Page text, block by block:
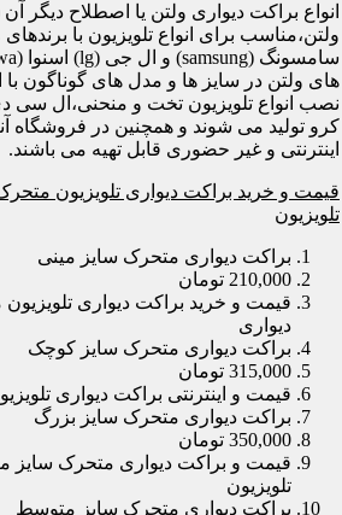
انواع براکت دیواری ولتن یا اصطلاح دیگر آن
ولتن،مناسب برای انواع تلویزیون با
های ولتن در سایز ها و مدل های گوناگون
نصب انواع تلویزیون تخت و منحنی،ال سی
کرو تولید می شوند و همچنین در فروشگاه
اینترنتی و غیر حضوری قابل تهیه می باشند.
قیمت و خرید براکت دیواری تلویزیون متحرک
تلویزیون
براکت دیواری متحرک سایز مینی
210,000 تومان
قیمت و خرید براکت دیواری
دیواری
براکت دیواری متحرک سایز کوچک
315,000 تومان
قیمت و اینترنتی براکت دیواری
براکت دیواری متحرک سایز بزرگ
350,000 تومان
قیمت و براکت دیواری متحرک سایز
تلویزیون
براکت دیواری متحرک سایز متوسط